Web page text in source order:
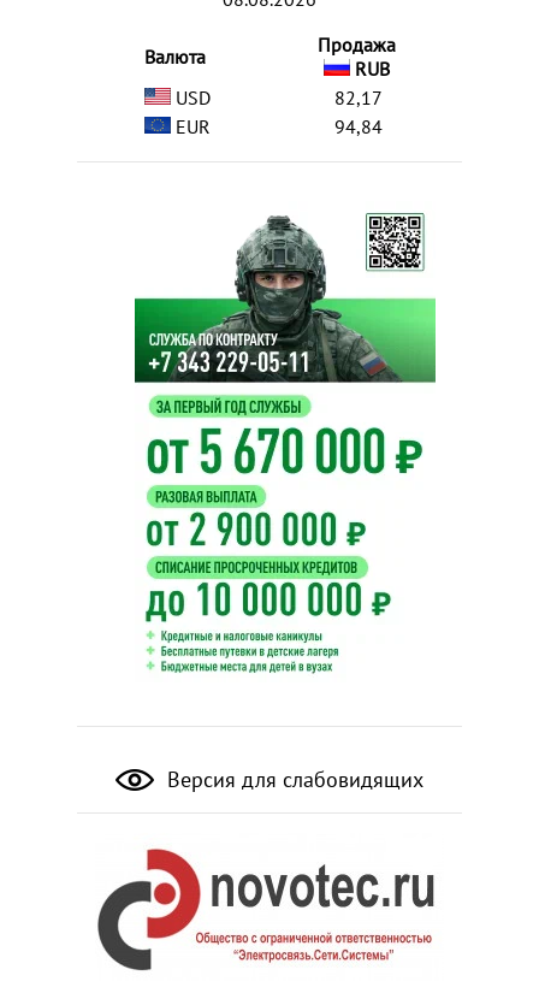
Валюта
Продажа
RUB
USD
82,17
EUR
94,84
Версия для слабовидящих